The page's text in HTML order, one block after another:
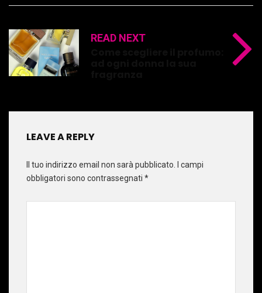
READ NEXT
LEAVE A REPLY
Il tuo indirizzo email non sarà pubblicato. I campi
obbligatori sono contrassegnati *